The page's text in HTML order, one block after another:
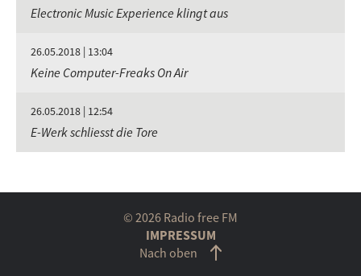
Electronic Music Experience klingt aus
26.05.2018 | 13:04
Keine Computer-Freaks On Air
26.05.2018 | 12:54
E-Werk schliesst die Tore
© 2026 Radio free FM
IMPRESSUM
Nach oben